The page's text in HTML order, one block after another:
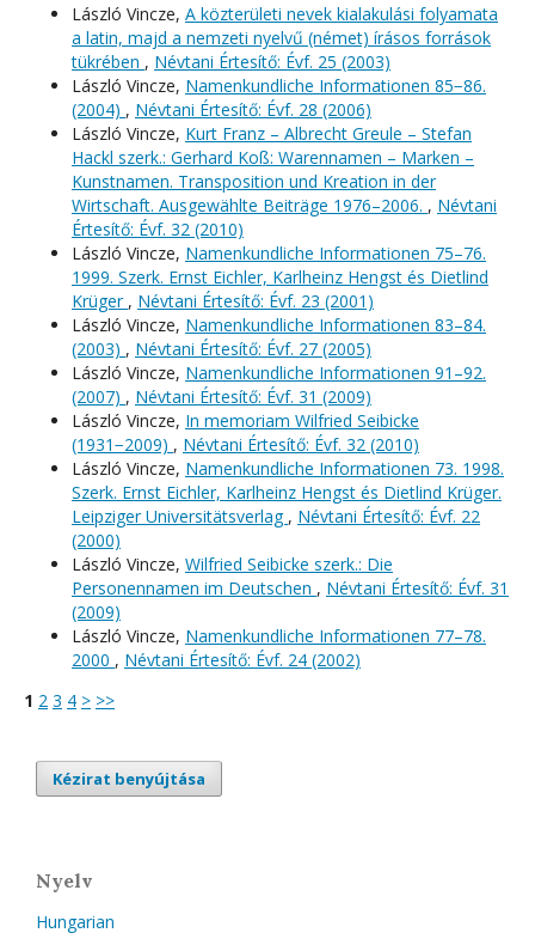
László Vincze, A közterületi nevek kialakulási folyamata
a latin, majd a nemzeti nyelvű (német) írásos források
tükrében , Névtani Értesítő: Évf. 25 (2003)
László Vincze, Namenkundliche Informationen 85−86.
(2004) , Névtani Értesítő: Évf. 28 (2006)
László Vincze, Kurt Franz – Albrecht Greule – Stefan
Hackl szerk.: Gerhard Koß: Warennamen – Marken –
Kunstnamen. Transposition und Kreation in der
Wirtschaft. Ausgewählte Beiträge 1976–2006. , Névtani
Értesítő: Évf. 32 (2010)
László Vincze, Namenkundliche Informationen 75–76.
1999. Szerk. Ernst Eichler, Karlheinz Hengst és Dietlind
Krüger , Névtani Értesítő: Évf. 23 (2001)
László Vincze, Namenkundliche Informationen 83–84.
(2003) , Névtani Értesítő: Évf. 27 (2005)
László Vincze, Namenkundliche Informationen 91–92.
(2007) , Névtani Értesítő: Évf. 31 (2009)
László Vincze, In memoriam Wilfried Seibicke
(1931−2009) , Névtani Értesítő: Évf. 32 (2010)
László Vincze, Namenkundliche Informationen 73. 1998.
Szerk. Ernst Eichler, Karlheinz Hengst és Dietlind Krüger.
Leipziger Universitätsverlag , Névtani Értesítő: Évf. 22
(2000)
László Vincze, Wilfried Seibicke szerk.: Die
Personennamen im Deutschen , Névtani Értesítő: Évf. 31
(2009)
László Vincze, Namenkundliche Informationen 77–78.
2000 , Névtani Értesítő: Évf. 24 (2002)
1 2 3 4 > >>
Kézirat benyújtása
Nyelv
Hungarian